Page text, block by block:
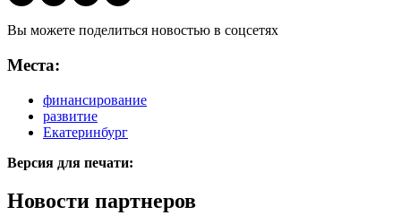
Вы можете поделиться новостью в соцсетях
Места:
финансирование
развитие
Екатеринбург
Версия для печати:
Новости партнеров